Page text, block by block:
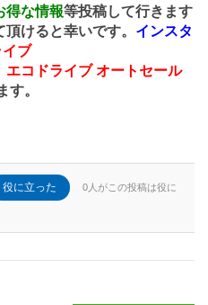
得な情報等投稿して行きます
頂けると幸いです。 インスタ
イブ
エコドライブ オートセール
す。
役に立った 0人がこの投稿は役に